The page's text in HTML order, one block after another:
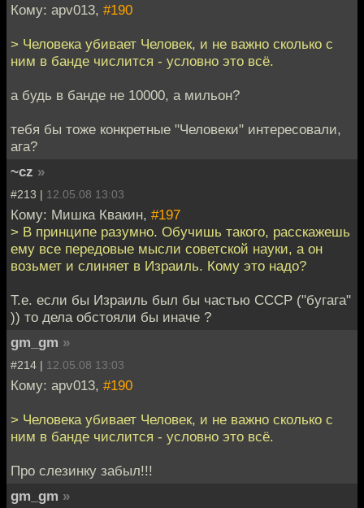
Кому: apv013, #190
> Человека убивает Человек, и не важно сколько с
ним в банде числится - условно это всё.
а будь в банде не 10000, а мильон?
тебя бы тоже конкретные "Человеки" интересовали,
ага?
~cz »
#213 | 12.05.08 13:03
Кому: Мишка Квакин, #197
> В принципе разумно. Обучишь такого, расскажешь
ему все передовые мысли советской науки, а он
возьмет и слиняет в Израиль. Кому это надо?
Т.е. если бы Израиль был бы частью СССР ("бугага"
)) то дела обстояли бы иначе ?
gm_gm »
#214 | 12.05.08 13:03
Кому: apv013, #190
> Человека убивает Человек, и не важно сколько с
ним в банде числится - условно это всё.
Про слезинку забыл!!!
gm_gm »